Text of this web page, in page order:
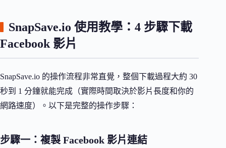
SnapSave.io 使用教學：4 步驟下載
Facebook 影片
SnapSave.io 的操作流程非常直覺，整個下載過程大約 30
秒到 1 分鐘就能完成（實際時間取決於影片長度和你的
網路速度）。以下是完整的操作步驟：
步驟一：複製 Facebook 影片連結